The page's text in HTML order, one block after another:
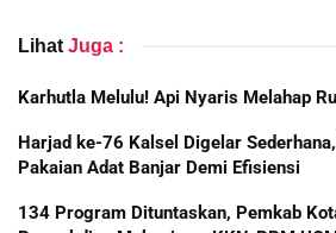
Lihat Juga :
Karhutla Melulu! Api Nyaris Melahap
Harjad ke-76 Kalsel Digelar
Pakaian Adat Banjar Demi Efisiensi
134 Program Dituntaskan, Pemkab